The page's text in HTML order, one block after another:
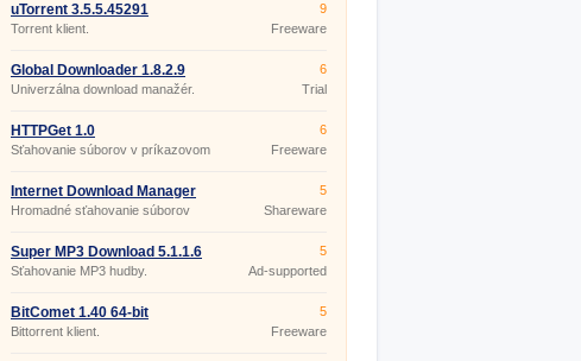
uTorrent 3.5.5.45291
PORTABLE
Torrent klient.
9
Freeware
Global Downloader 1.8.2.9
Univerzálna download manažér.
6
Trial
HTTPGet 1.0
Sťahovanie súborov v príkazovom
6
Freeware
Internet Download Manager
6.36 build 5
Hromadné sťahovanie súborov
5
Shareware
Super MP3 Download 5.1.1.6
Sťahovanie MP3 hudby.
5
Ad-supported
BitComet 1.40 64-bit
Bittorrent klient.
5
Freeware